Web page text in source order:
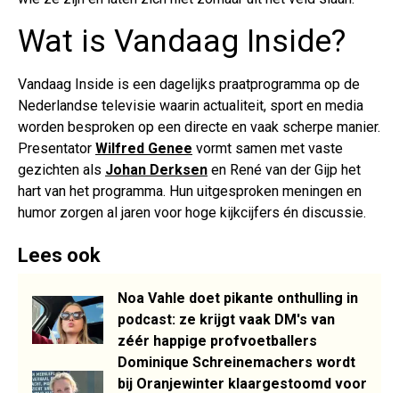
Wat is Vandaag Inside?
Vandaag Inside is een dagelijks praatprogramma op de
Nederlandse televisie waarin actualiteit, sport en media
worden besproken op een directe en vaak scherpe manier.
Presentator Wilfred Genee vormt samen met vaste
gezichten als Johan Derksen en René van der Gijp het
hart van het programma. Hun uitgesproken meningen en
humor zorgen al jaren voor hoge kijkcijfers én discussie.
Lees ook
Noa Vahle doet pikante onthulling in
podcast: ze krijgt vaak DM's van
zéér happige profvoetballers
Dominique Schreinemachers wordt
bij Oranjewinter klaargestoomd voor